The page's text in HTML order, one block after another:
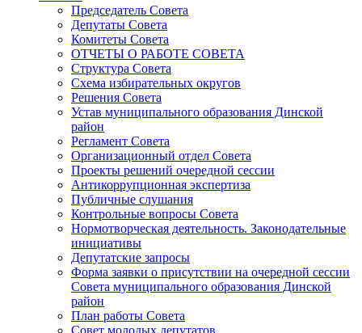
Председатель Совета
Депутаты Совета
Комитеты Совета
ОТЧЕТЫ О РАБОТЕ СОВЕТА
Структура Совета
Схема избирательных округов
Решения Совета
Устав муниципального образования Динской
район
Регламент Совета
Организационный отдел Совета
Проекты решений очередной сессии
Антикоррупционная экспертиза
Публичные слушания
Контрольные вопросы Совета
Нормотворческая деятельность. Законодательные
инициативы
Депутатские запросы
Форма заявки о присутствии на очередной сессии
Совета муниципального образования Динской
район
План работы Совета
Совет молодых депутатов